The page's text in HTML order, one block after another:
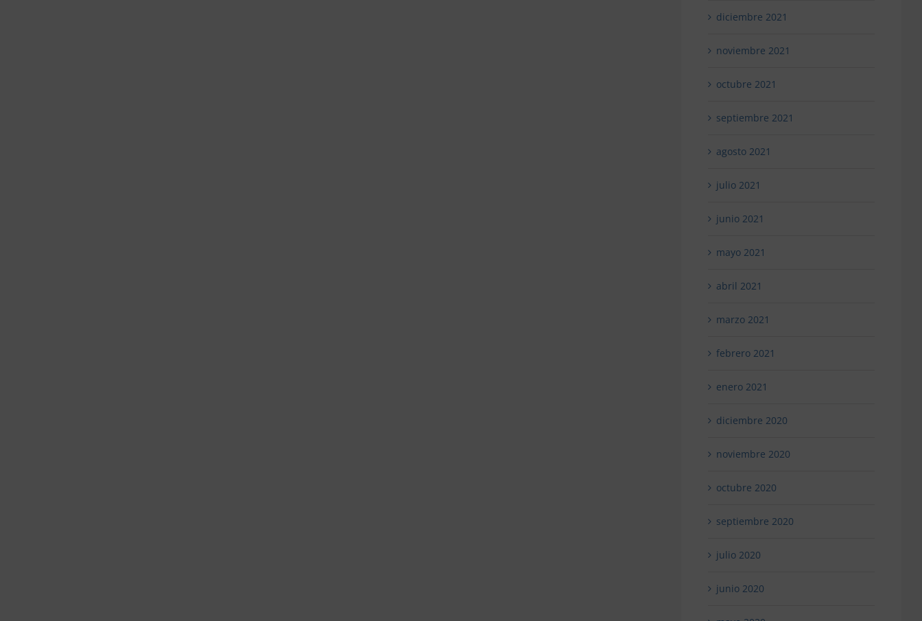
diciembre 2021
noviembre 2021
octubre 2021
septiembre 2021
agosto 2021
julio 2021
junio 2021
mayo 2021
abril 2021
marzo 2021
febrero 2021
enero 2021
diciembre 2020
noviembre 2020
octubre 2020
septiembre 2020
julio 2020
junio 2020